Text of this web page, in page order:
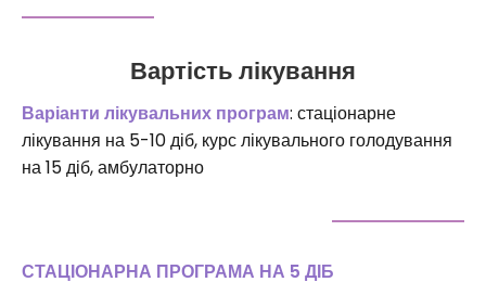
Вартість лікування
Варіанти лікувальних програм: стаціонарне
лікування на 5-10 діб, курс лікувального голодування
на 15 діб, амбулаторно
СТАЦІОНАРНА ПРОГРАМА НА 5 ДІБ